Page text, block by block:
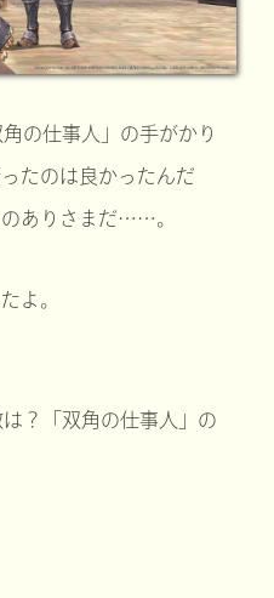
の仕事人」の手がかり
たのは良かったんだ
ありさまだ……。
よ。
？「双角の仕事人」の